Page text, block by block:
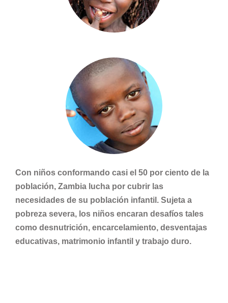
Con niños conformando casi el 50 por ciento de la
población, Zambia lucha por cubrir las
necesidades de su población infantil. Sujeta a
pobreza severa, los niños encaran desafíos tales
como desnutrición, encarcelamiento, desventajas
educativas, matrimonio infantil y trabajo duro.